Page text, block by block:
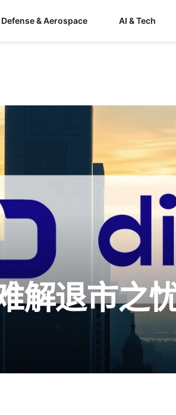
Defense & Aerospace AI & Tech
解退市之